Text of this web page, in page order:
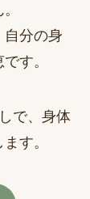
自分の身
す。
で、身体
す。